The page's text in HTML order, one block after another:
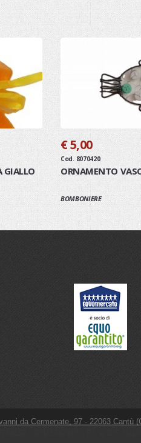
GIALLO
€ 5,00
Cod. 8070420
ORNAMENTO
BOMBONIERE
da Cermenate, 97 - 22063 Cantù